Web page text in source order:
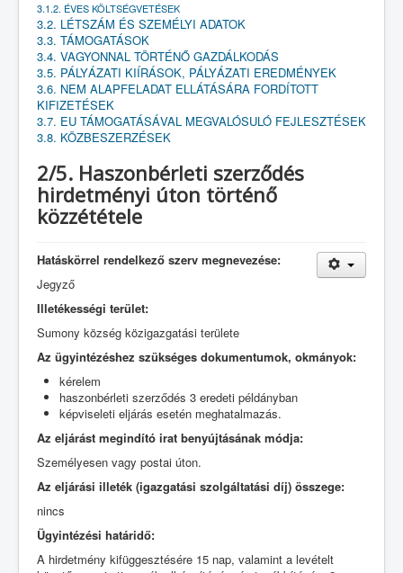
3.1.2. ÉVES KÖLTSÉGVETÉSEK
3.2. LÉTSZÁM ÉS SZEMÉLYI ADATOK
3.3. TÁMOGATÁSOK
3.4. VAGYONNAL TÖRTÉNŐ GAZDÁLKODÁS
3.5. PÁLYÁZATI KIÍRÁSOK, PÁLYÁZATI EREDMÉNYEK
3.6. NEM ALAPFELADAT ELLÁTÁSÁRA FORDÍTOTT
KIFIZETÉSEK
3.7. EU TÁMOGATÁSÁVAL MEGVALÓSULÓ FEJLESZTÉSEK
3.8. KÖZBESZERZÉSEK
2/5. Haszonbérleti szerződés
hirdetményi úton történő
közzététele
Hatáskörrel rendelkező szerv megnevezése:
Jegyző
Illetékességi terület:
Sumony község közigazgatási területe
Az ügyintézéshez szükséges dokumentumok, okmányok:
kérelem
haszonbérleti szerződés 3 eredeti példányban
képviseleti eljárás esetén meghatalmazás.
Az eljárást megindító irat benyújtásának módja:
Személyesen vagy postai úton.
Az eljárási illeték (igazgatási szolgáltatási díj) összege:
nincs
Ügyintézési határidő:
A hirdetmény kifüggesztésére 15 nap, valamint a levételt